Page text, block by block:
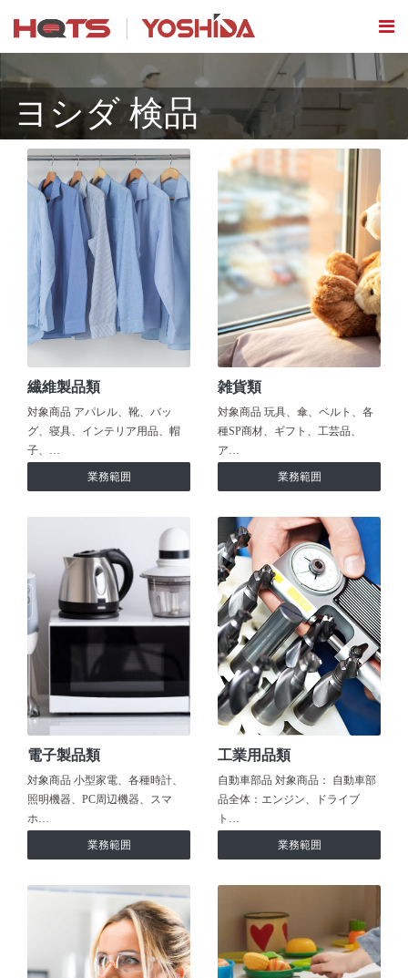
ヨシダ 検品
繊維製品類
対象商品 アパレル、靴、バッ
グ、寝具、インテリア用品、帽
子、…
業務範囲
雑貨類
対象商品 玩具、傘、ベルト、各
種SP商材、ギフト、工芸品、
ア…
業務範囲
電子製品類
対象商品 小型家電、各種時計、
照明機器、PC周辺機器、スマ
ホ…
業務範囲
工業用品類
自動車部品 対象商品： 自動車部
品全体：エンジン、ドライブ
ト…
業務範囲